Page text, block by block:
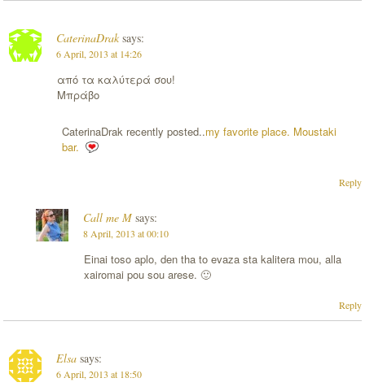
CaterinaDrak says:
6 April, 2013 at 14:26
από τα καλύτερά σου!
Μπράβο
CaterinaDrak recently posted..my favorite place. Moustaki
bar.
Reply
Call me M says:
8 April, 2013 at 00:10
Einai toso aplo, den tha to evaza sta kalitera mou, alla
xairomai pou sou arese. 🙂
Reply
Elsa says:
6 April, 2013 at 18:50